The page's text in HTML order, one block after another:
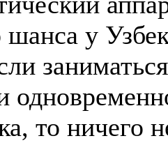
у
то ничего